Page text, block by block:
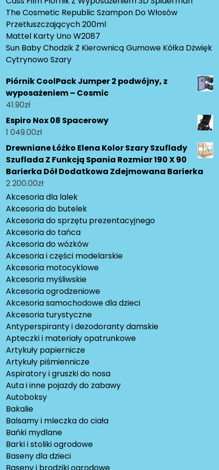
The Cosmetic Republic Szampon Do Włosów
Przetłuszczających 200ml
Mattel Karty Uno W2087
Sun Baby Chodzik Z Kierownicą Gumowe Kółka Dżwięk
Cytrynowo Szary
Piórnik CoolPack Jumper 2 podwójny, z
wyposażeniem – Cosmic
41.90zł
Espiro Nox 08 Spacerowy
1 049.00zł
Drewniane Łóżko Elena Kolor Szary Szuflady
Szuflada Z Funkcją Spania Rozmiar 190 X 90
Barierka Dół Dodatkowa Zdejmowana Barierka
2 200.00zł
Akcesoria dla lalek
Akcesoria do butelek
Akcesoria do sprzętu prezentacyjnego
Akcesoria do tańca
Akcesoria do wózków
Akcesoria i części modelarskie
Akcesoria motocyklowe
Akcesoria myśliwskie
Akcesoria ogrodzeniowe
Akcesoria samochodowe dla dzieci
Akcesoria turystyczne
Antyperspiranty i dezodoranty damskie
Apteczki i materiały opatrunkowe
Artykuły papiernicze
Artykuły piśmiennicze
Aspiratory i gruszki do nosa
Auta i inne pojazdy do zabawy
Autoboksy
Bakalie
Balsamy i mleczka do ciała
Bańki mydlane
Barki i stoliki ogrodowe
Baseny dla dzieci